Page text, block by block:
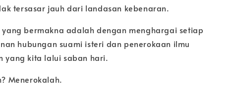
tersasar jauh dari landasan kebenaran.
yang bermakna adalah dengan menghargai setiap
hubungan suami isteri dan penerokaan ilmu
yang kita lalui saban hari.
Menerokalah.